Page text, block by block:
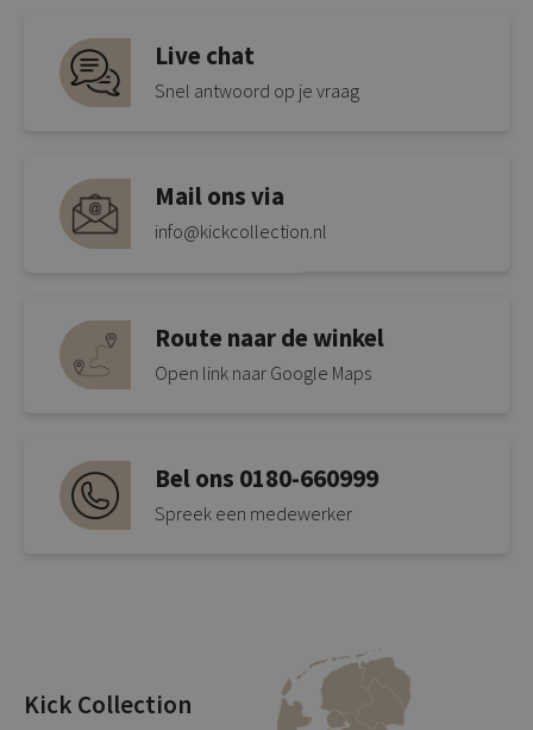
Live chat
Snel antwoord op je vraag
Mail ons via
info@kickcollection.nl
Route naar de winkel
Open link naar Google Maps
Bel ons 0180-660999
Spreek een medewerker
Kick Collection